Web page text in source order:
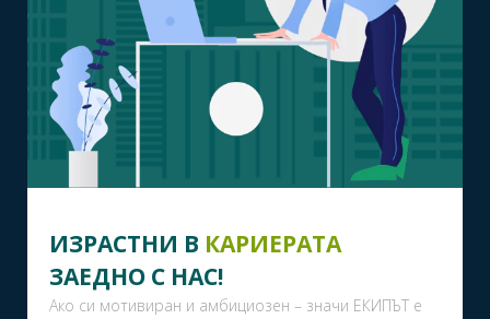
ИЗРАСТНИ В КАРИЕРАТА
ЗАЕДНО С НАС!
Ако си мотивиран и амбициозен – значи ЕКИПЪТ е